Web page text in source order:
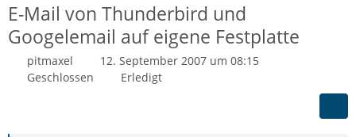
E-Mail von Thunderbird und
Googelemail auf eigene Festplatte
pitmaxel
12. September 2007 um 08:15
Geschlossen
Erledigt